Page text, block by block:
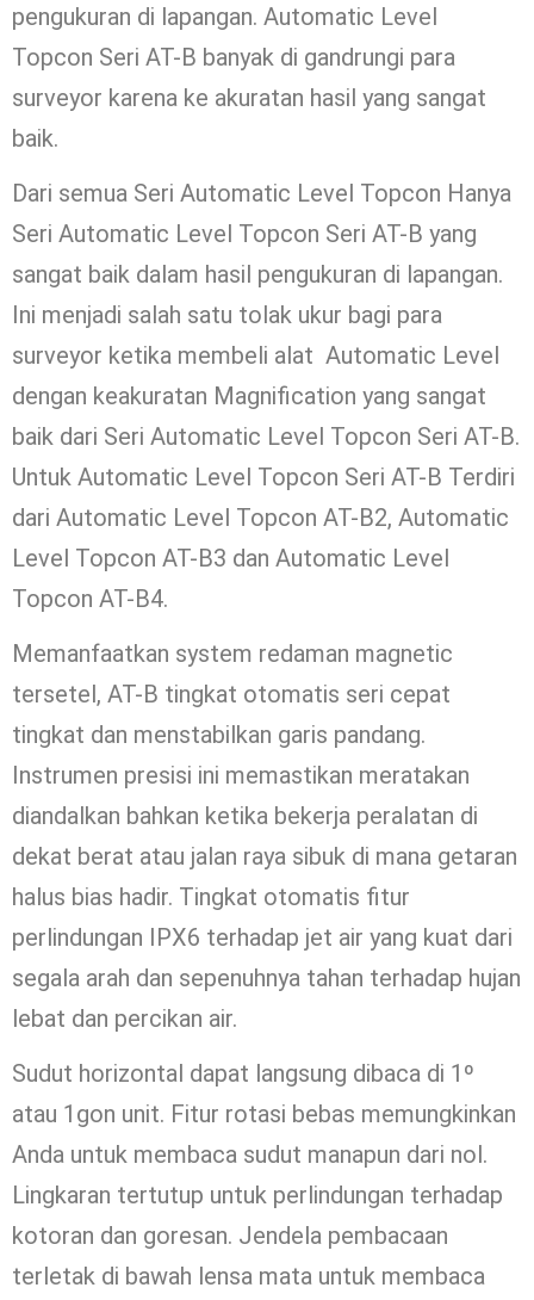
pengukuran di lapangan. Automatic Level
Topcon Seri AT-B banyak di gandrungi para
surveyor karena ke akuratan hasil yang sangat
baik.
Dari semua Seri Automatic Level Topcon Hanya
Seri Automatic Level Topcon Seri AT-B yang
sangat baik dalam hasil pengukuran di lapangan.
Ini menjadi salah satu tolak ukur bagi para
surveyor ketika membeli alat Automatic Level
dengan keakuratan Magnification yang sangat
baik dari Seri Automatic Level Topcon Seri AT-B.
Untuk Automatic Level Topcon Seri AT-B Terdiri
dari Automatic Level Topcon AT-B2, Automatic
Level Topcon AT-B3 dan Automatic Level
Topcon AT-B4.
Memanfaatkan system redaman magnetic
tersetel, AT-B tingkat otomatis seri cepat
tingkat dan menstabilkan garis pandang.
Instrumen presisi ini memastikan meratakan
diandalkan bahkan ketika bekerja peralatan di
dekat berat atau jalan raya sibuk di mana getaran
halus bias hadir. Tingkat otomatis fitur
perlindungan IPX6 terhadap jet air yang kuat dari
segala arah dan sepenuhnya tahan terhadap hujan
lebat dan percikan air.
Sudut horizontal dapat langsung dibaca di 1º
atau 1gon unit. Fitur rotasi bebas memungkinkan
Anda untuk membaca sudut manapun dari nol.
Lingkaran tertutup untuk perlindungan terhadap
kotoran dan goresan. Jendela pembacaan
terletak di bawah lensa mata untuk membaca